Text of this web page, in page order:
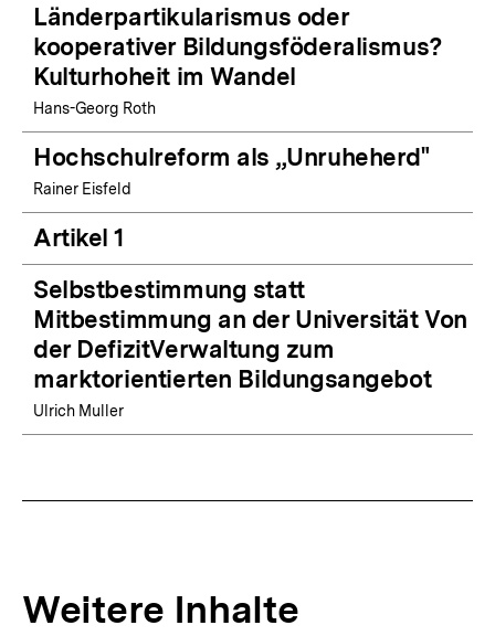
Länderpartikularismus oder
kooperativer Bildungsföderalismus?
Kulturhoheit im Wandel
Hans-Georg Roth
Hochschulreform als „Unruheherd"
Rainer Eisfeld
Artikel 1
Selbstbestimmung statt
Mitbestimmung an der Universität Von
der DefizitVerwaltung zum
marktorientierten Bildungsangebot
Ulrich Muller
Weitere Inhalte